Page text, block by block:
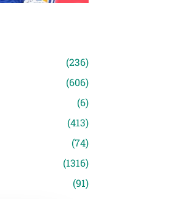
(236)
(606)
(6)
(413)
(74)
(1316)
(91)